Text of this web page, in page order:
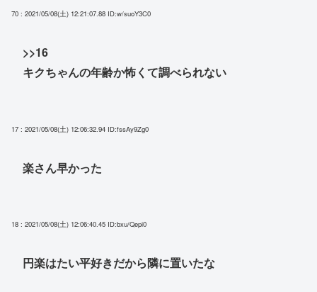
70 : 2021/05/08(土) 12:21:07.88 ID:w/suoY3C0
>>16
キクちゃんの年齢か怖くて調べられない
17 : 2021/05/08(土) 12:06:32.94 ID:fssAy9Zg0
楽さん早かった
18 : 2021/05/08(土) 12:06:40.45 ID:bxu/Qepi0
円楽はたい平好きだから隣に置いたな